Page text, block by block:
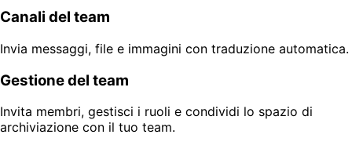
Canali del team
Invia messaggi, file e immagini con traduzione automatica.
Gestione del team
Invita membri, gestisci i ruoli e condividi lo spazio di
archiviazione con il tuo team.